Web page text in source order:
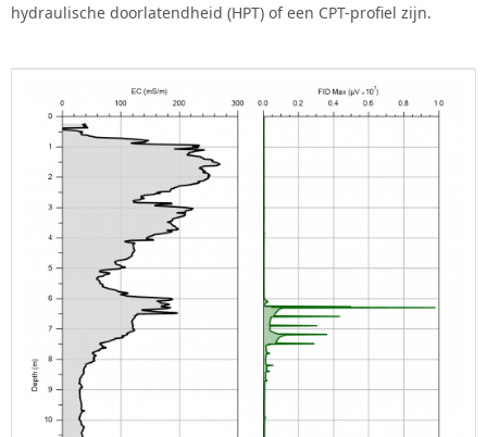
hydraulische doorlatendheid (HPT) of een CPT-profiel zijn.